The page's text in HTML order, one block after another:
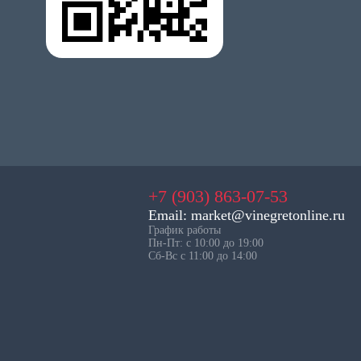
+7 (903) 863-07-53
Email: market@vinegretonline.ru
График работы
Пн-Пт: с 10:00 до 19:00
Сб-Вс с 11:00 до 14:00